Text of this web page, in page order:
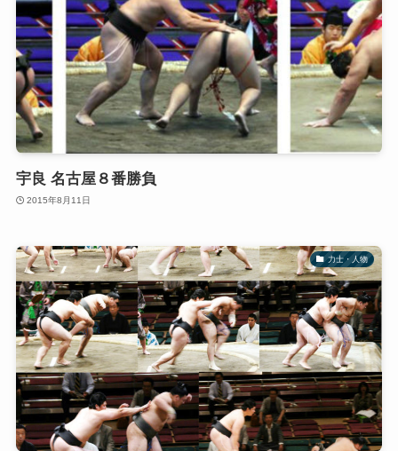
宇良 名古屋８番勝負
2015年8月11日
力士・人物